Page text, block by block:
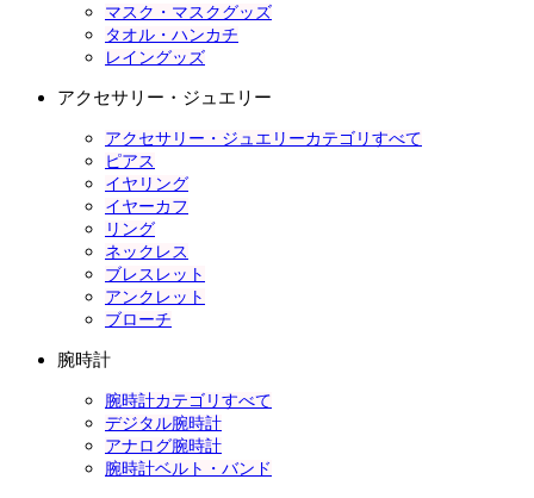
マスク・マスクグッズ
タオル・ハンカチ
レイングッズ
アクセサリー・ジュエリー
アクセサリー・ジュエリーカテゴリすべて
ピアス
イヤリング
イヤーカフ
リング
ネックレス
ブレスレット
アンクレット
ブローチ
腕時計
腕時計カテゴリすべて
デジタル腕時計
アナログ腕時計
腕時計ベルト・バンド